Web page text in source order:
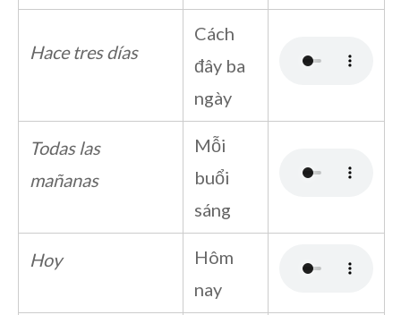
Hace tres días
Cách
đây ba
ngày
Todas las
mañanas
Mỗi
buổi
sáng
Hoy
Hôm
nay